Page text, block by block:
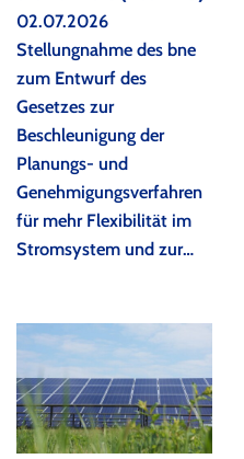
02.07.2026
Stellungnahme des bne
zum Entwurf des
Gesetzes zur
Beschleunigung der
Planungs- und
Genehmigungsverfahren
für mehr Flexibilität im
Stromsystem und zur…